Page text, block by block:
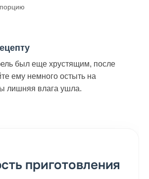
был еще хрустящим, после
ему немного остыть на
лишняя влага ушла.
приготовления